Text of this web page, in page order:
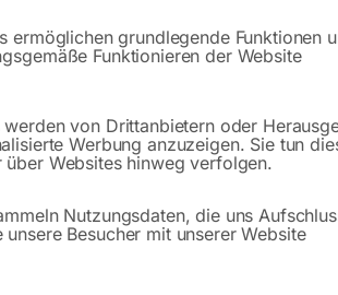
Lieferzeit:ca. 8 – 10 Wochen
Bitte beachten Sie: Die Versandkosten
In den
Gruppen, für die eine Einwilligung erteilt
ermöglichen grundlegende Funktionen
Funktionieren der Website
von Drittanbietern oder
Werbung anzuzeigen. Sie tun
über Websites hinweg verfolgen.
Nutzungsdaten, die uns
Besucher mit unserer Website